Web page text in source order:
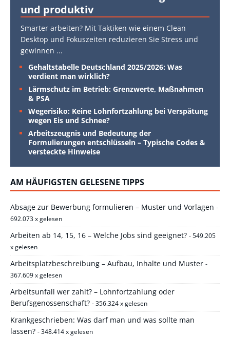
und produktiv
Smarter arbeiten? Mit Taktiken wie einem Clean
Desktop und Fokuszeiten reduzieren Sie Stress und
gewinnen ...
Gehaltstabelle Deutschland 2025/2026: Was
verdient man wirklich?
Lärmschutz im Betrieb: Grenzwerte, Maßnahmen
& PSA
Wegerisiko: Keine Lohnfortzahlung bei Verspätung
wegen Eis und Schnee?
Arbeitszeugnis und Bedeutung der
Formulierungen entschlüsseln – Typische Codes &
versteckte Hinweise
AM HÄUFIGSTEN GELESENE TIPPS
Absage zur Bewerbung formulieren – Muster und Vorlagen -
692.073 x gelesen
Arbeiten ab 14, 15, 16 – Welche Jobs sind geeignet? - 549.205
x gelesen
Arbeitsplatzbeschreibung – Aufbau, Inhalte und Muster -
367.609 x gelesen
Arbeitsunfall wer zahlt? – Lohnfortzahlung oder
Berufsgenossenschaft? - 356.324 x gelesen
Krankgeschrieben: Was darf man und was sollte man
lassen? - 348.414 x gelesen